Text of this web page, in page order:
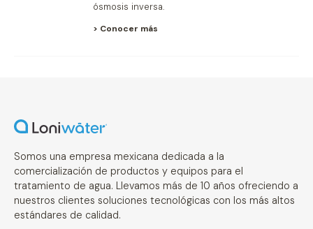
ósmosis inversa.
> Conocer más
Somos una empresa mexicana dedicada a la
comercialización de productos y equipos para el
tratamiento de agua. Llevamos más de 10 años ofreciendo a
nuestros clientes soluciones tecnológicas con los más altos
estándares de calidad.